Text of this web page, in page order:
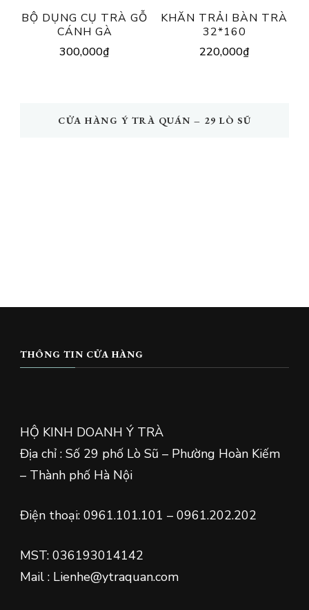
BỘ DỤNG CỤ TRÀ GỖ
CÁNH GÀ
300,000₫
KHĂN TRẢI BÀN TRÀ
32*160
220,000₫
CỬA HÀNG Ý TRÀ QUÁN – 29 LÒ SŨ
THÔNG TIN CỬA HÀNG
HỘ KINH DOANH Ý TRÀ
Địa chỉ : Số 29 phố Lò Sũ – Phường Hoàn Kiếm
– Thành phố Hà Nội
Điện thoại: 0961.101.101 – 0961.202.202
MST: 036193014142
Mail : Lienhe@ytraquan.com